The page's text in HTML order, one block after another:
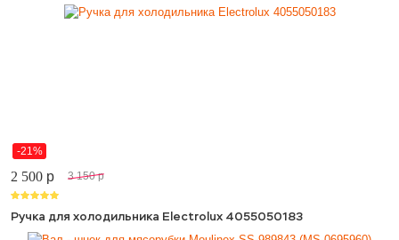
-21%
2 500 p 3 150 p
Ручка для холодильника Electrolux 4055050183